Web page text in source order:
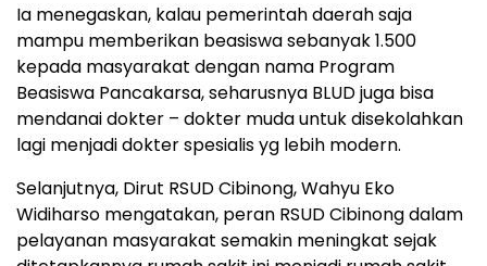
Ia menegaskan, kalau pemerintah daerah saja
mampu memberikan beasiswa sebanyak 1.500
kepada masyarakat dengan nama Program
Beasiswa Pancakarsa, seharusnya BLUD juga bisa
mendanai dokter – dokter muda untuk disekolahkan
lagi menjadi dokter spesialis yg lebih modern.
Selanjutnya, Dirut RSUD Cibinong, Wahyu Eko
Widiharso mengatakan, peran RSUD Cibinong dalam
pelayanan masyarakat semakin meningkat sejak